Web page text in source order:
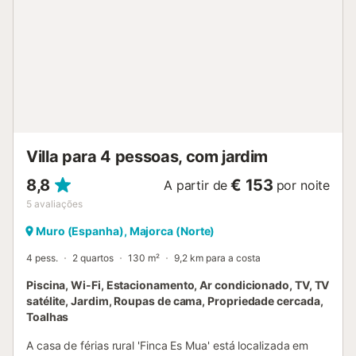
Villa para 4 pessoas, com jardim
8,8
5 avaliações
A partir de € 153 por noite
Muro (Espanha), Majorca (Norte)
4 pess. 2 quartos 130 m² 9,2 km para a costa
Piscina, Wi-Fi, Estacionamento, Ar condicionado, TV, TV
satélite, Jardim, Roupas de cama, Propriedade cercada,
Toalhas
A casa de férias rural 'Finca Es Mua' está localizada em